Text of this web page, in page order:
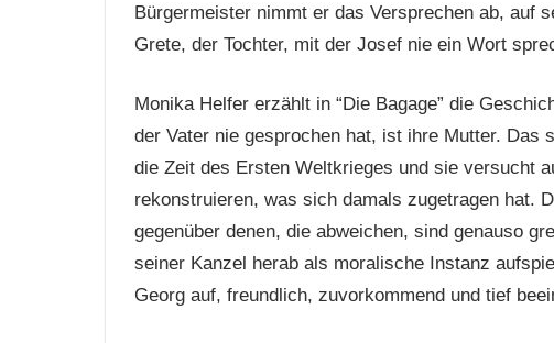
Bürgermeister nimmt er das Versprechen ab, auf
Grete, der Tochter, mit der Josef nie ein Wort
Monika Helfer erzählt in “Die Bagage” die
der Vater nie gesprochen hat, ist ihre Mutter.
die Zeit des Ersten Weltkrieges und sie versucht
rekonstruieren, was sich damals zugetragen hat.
gegenüber denen, die abweichen, sind genauso
seiner Kanzel herab als moralische Instanz
Georg auf, freundlich, zuvorkommend und tief